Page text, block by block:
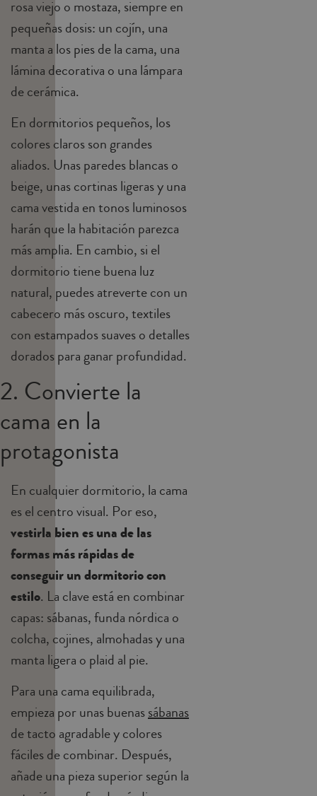
rosa viejo o mostaza, siempre en
pequeñas dosis: un cojín, una
manta a los pies de la cama, una
lámina decorativa o una lámpara
de cerámica.
En dormitorios pequeños, los
colores claros son grandes
aliados. Unas paredes blancas o
beige, unas cortinas ligeras y una
cama vestida en tonos luminosos
harán que la habitación parezca
más amplia. En cambio, si el
dormitorio tiene buena luz
natural, puedes atreverte con un
cabecero más oscuro, textiles
con estampados suaves o detalles
dorados para ganar profundidad.
2. Convierte la
cama en la
protagonista
En cualquier dormitorio, la cama
es el centro visual. Por eso,
vestirla bien es una de las
formas más rápidas de
conseguir un dormitorio con
estilo. La clave está en combinar
capas: sábanas, funda nórdica o
colcha, cojines, almohadas y una
manta ligera o plaid al pie.
Para una cama equilibrada,
empieza por unas buenassábanas
de tacto agradable y colores
fáciles de combinar. Después,
añade una pieza superior según la